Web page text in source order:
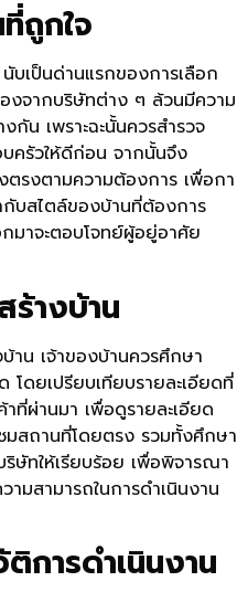
ถูกใจ
บเป็นด่านแรกของการเลือก
งจากบริษัทต่าง ๆ ล้วนมีความ
น เพราะฉะนั้นควรสำรวจ
ครัวให้ดีก่อน จากนั้นจึง
รงตามความต้องการ เพื่อกา
กับสไตล์ของบ้านที่ต้องการ
มาจะตอบโจทย์ผู้อยู่อาศัย
างบ้าน
าน เจ้าของบ้านควรศึกษา
ดยเปรียบเทียบรายละเอียดที่
ที่ผ่านมา เพื่อดูรายละเอียด
มสถานที่โดยตรง รวมทั้งศึกษา
ริษัทให้เรียบร้อย เพื่อพิจารณา
ามสามารถในการดำเนินงาน
การดำเนินงาน